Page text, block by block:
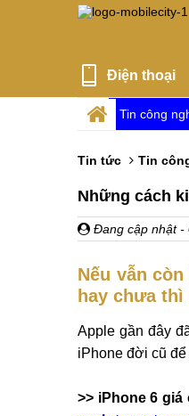
Điện thoại
Tin công
Tin tức Tin
Những cách
Đang cập nhật -
Nếu vẫn
hay chưa
Apple gần đây
iPhone đời cũ để
>> iPhone 6